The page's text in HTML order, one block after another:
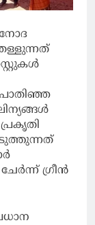
തള്ളുന്നത്
പ്രകൃതി
ഗ്രീന്‍